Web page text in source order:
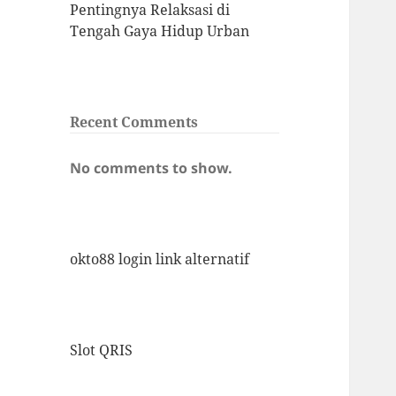
Pentingnya Relaksasi di
Tengah Gaya Hidup Urban
Recent Comments
No comments to show.
okto88 login link alternatif
Slot QRIS